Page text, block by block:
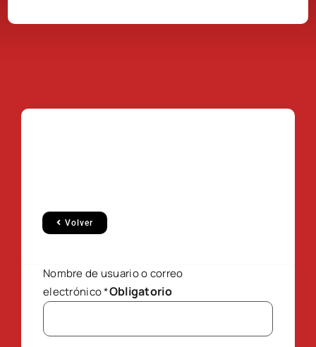
Volver
Nombre de usuario o correo
electrónico*Obligatorio